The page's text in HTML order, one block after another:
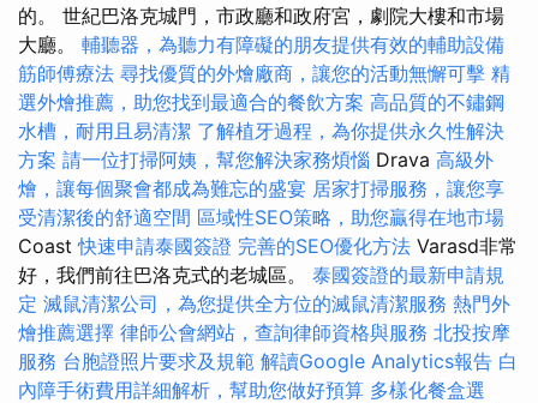
的。 世紀巴洛克城門，市政廳和政府宮，劇院大樓和市場
大廳。 輔聽器，為聽力有障礙的朋友提供有效的輔助設備
筋師傅療法 尋找優質的外燴廠商，讓您的活動無懈可擊 精
選外燴推薦，助您找到最適合的餐飲方案 高品質的不鏽鋼
水槽，耐用且易清潔 了解植牙過程，為你提供永久性解決
方案 請一位打掃阿姨，幫您解決家務煩惱 Drava 高級外
燴，讓每個聚會都成為難忘的盛宴 居家打掃服務，讓您享
受清潔後的舒適空間 區域性SEO策略，助您贏得在地市場
Coast快速申請泰國簽證 完善的SEO優化方法 Varasd非常
好，我們前往巴洛克式的老城區。 泰國簽證的最新申請規
定 滅鼠清潔公司，為您提供全方位的滅鼠清潔服務 熱門外
燴推薦選擇 律師公會網站，查詢律師資格與服務 北投按摩
服務 台胞證照片要求及規範 解讀Google Analytics報告 白
內障手術費用詳細解析，幫助您做好預算 多樣化餐盒選